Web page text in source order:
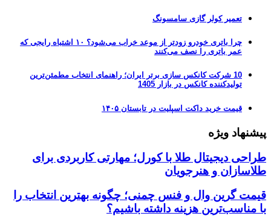
تعمیر کولر گازی سامسونگ
چرا باتری خودرو زودتر از موعد خراب می‌شود؟ ۱۰ اشتباه رایجی که
عمر باتری را نصف می‌کنند
10 شرکت کانکس سازی برتر ایران؛ راهنمای انتخاب مطمئن‌ترین
تولیدکننده کانکس در بازار 1405
قیمت خرید داکت اسپلیت در تابستان ۱۴۰۵
پیشنهاد ویژه
طراحی دیجیتال طلا با کورل؛ مهارتی کاربردی برای
طلاسازان و هنرجویان
قیمت گرین وال و فنس چمنی؛ چگونه بهترین انتخاب را
با مناسب‌ترین هزینه داشته باشیم؟